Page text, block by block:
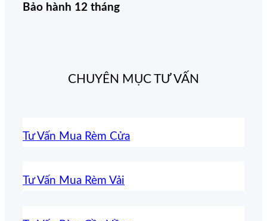
Bảo hành 12 tháng
CHUYÊN MỤC TƯ VẤN
Tư Vấn Mua Rèm Cửa
Tư Vấn Mua Rèm Vải